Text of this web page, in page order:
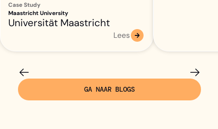
Case Study
Maastricht University
Universität Maastricht
Lees
GA NAAR BLOGS